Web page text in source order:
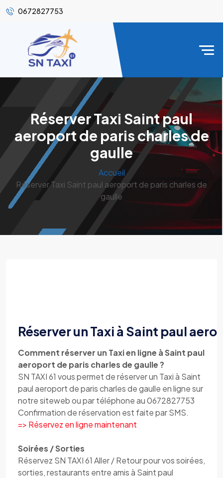
0672827753
Réserver Taxi Saint paul
aeroport de paris charles de
gaulle
Accueil
Réserver Taxi Saint paul aeroport de paris charles de
gaulle
Réserver un Taxi à Saint paul
Comment réserver un Taxi en ligne à Saint paul
aeroport de paris charles de gaulle ?
SN TAXI 61 vous permet de réserver un Taxi à Saint
paul aeroport de paris charles de gaulle en ligne sur
notre siteweb ou par téléphone au 0672827753
Confirmation de réservation est faite par SMS.
=> Réservez en ligne maintenant
Soirées / Sorties
Réservez SN TAXI 61 Aller / Retour pour vos soirées,
sorties, restaurants entre amis à Saint paul